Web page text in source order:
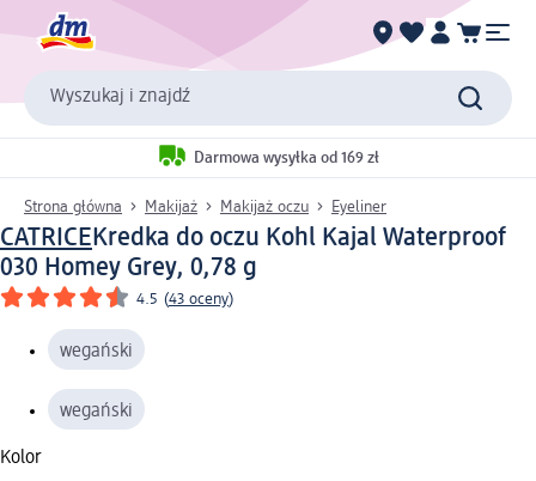
Wyszukaj i znajdź
Darmowa wysyłka od 169 zł
Strona główna Makijaż Makijaż oczu Eyeliner
CATRICE Kredka do oczu Kohl Kajal Waterproof
030 Homey Grey, 0,78 g
4.5 (43 oceny)
wegański
wegański
Kolor